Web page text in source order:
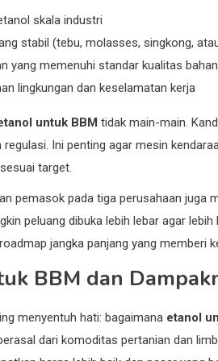
skala industri
stabil (tebu, molasses, singkong,
yang memenuhi standar kualitas
lingkungan dan keselamatan kerja
untuk BBM tidak main-main.
Ini penting agar mesin
target.
pemasok pada tiga perusahaan juga
peluang dibuka lebih lebar agar
jangka panjang yang memberi
BBM dan
menyentuh hati: bagaimana etanol
dari komoditas pertanian dan